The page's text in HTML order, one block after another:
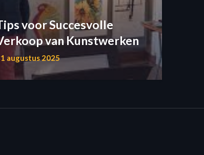
voor Succesvolle
van Kunstwerken
augustus 2025